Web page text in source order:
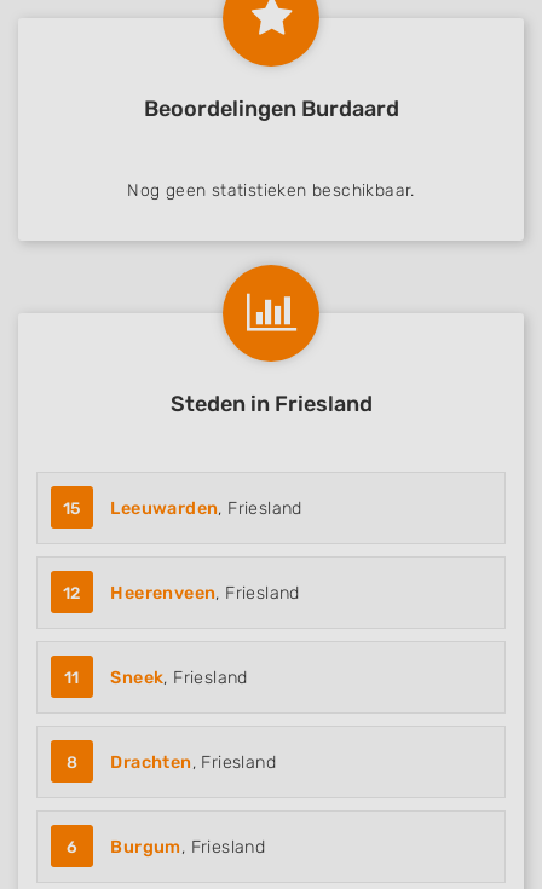
Beoordelingen Burdaard
Nog geen statistieken beschikbaar.
Steden in Friesland
15 Leeuwarden, Friesland
12 Heerenveen, Friesland
11 Sneek, Friesland
8 Drachten, Friesland
6 Burgum, Friesland